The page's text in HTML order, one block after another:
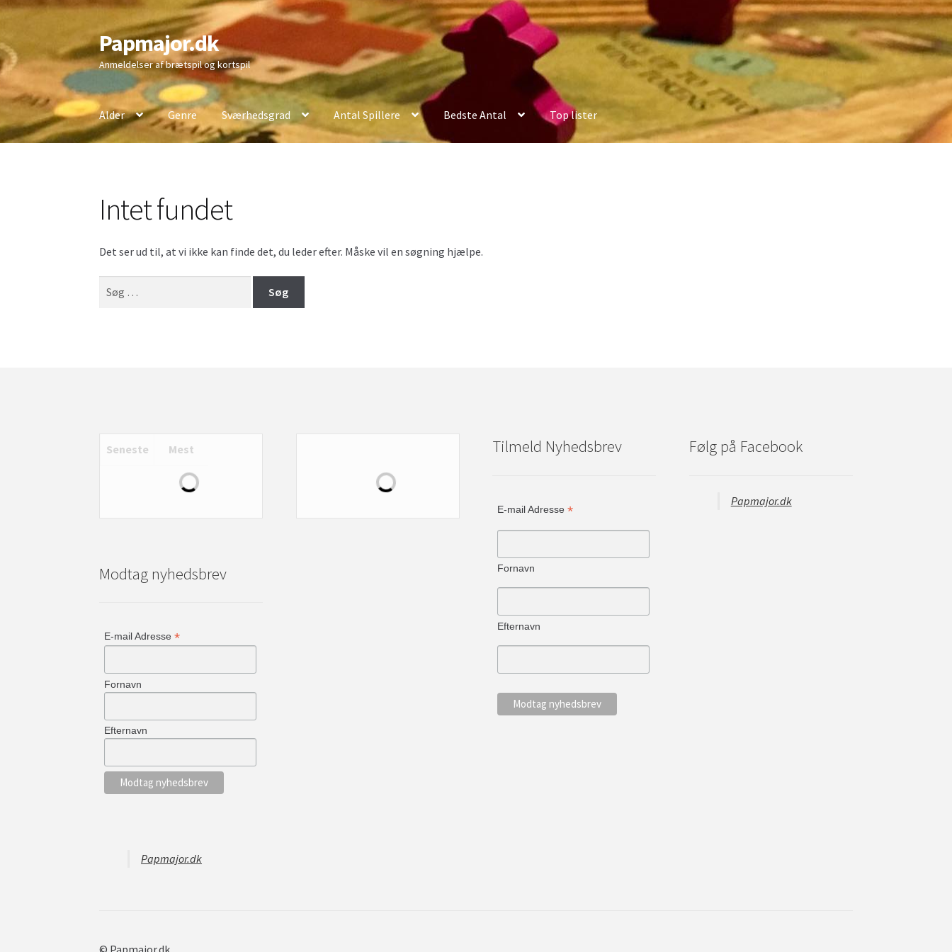
Spring
til
navigation
Spring
til
indhold
Papmajor.dk
Anmeldelser af brætspil og kortspil
Alder Genre Sværhedsgrad Antal Spillere Bedste Antal Top lister
Intet fundet
Det ser ud til, at vi ikke kan finde det, du leder efter. Måske vil en søgning hjælpe.
efter:
Seneste Mest
Modtag nyhedsbrev
E-mail Adresse *
Fornavn
Efternavn
Papmajor.dk
Tilmeld Nyhedsbrev
E-mail Adresse*
Fornavn
Efternavn
Følg på Facebook
Papmajor.dk
© Papmajor.dk